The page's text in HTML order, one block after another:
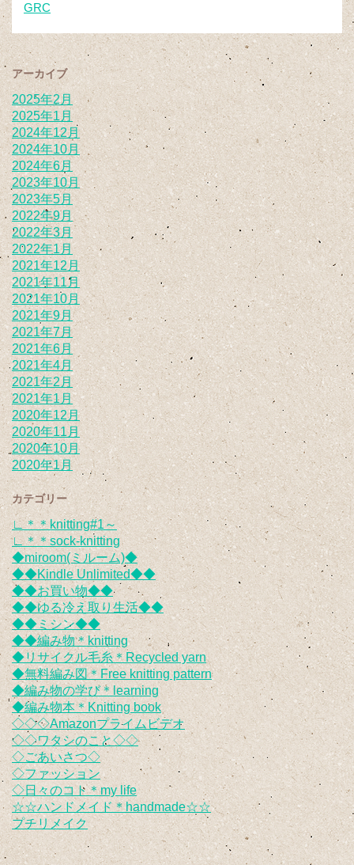
GRC
アーカイブ
2025年2月
2025年1月
2024年12月
2024年10月
2024年6月
2023年10月
2023年5月
2022年9月
2022年3月
2022年1月
2021年12月
2021年11月
2021年10月
2021年9月
2021年7月
2021年6月
2021年4月
2021年2月
2021年1月
2020年12月
2020年11月
2020年10月
2020年1月
カテゴリー
∟＊＊knitting#1～
∟＊＊sock-knitting
◆miroom(ミルーム)◆
◆◆Kindle Unlimited◆◆
◆◆お買い物◆◆
◆◆ゆる冷え取り生活◆◆
◆◆ミシン◆◆
◆◆編み物＊knitting
◆リサイクル毛糸＊Recycled yarn
◆無料編み図＊Free knitting pattern
◆編み物の学び＊learning
◆編み物本＊Knitting book
◇◇◇Amazonプライムビデオ
◇◇ワタシのこと◇◇
◇ごあいさつ◇
◇ファッション
◇日々のコト＊my life
☆☆ハンドメイド＊handmade☆☆
プチリメイク